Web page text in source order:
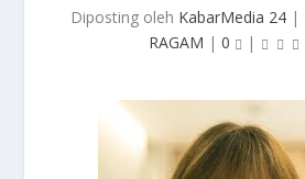
Diposting oleh KabarMedia 24 |
RAGAM | 0 |